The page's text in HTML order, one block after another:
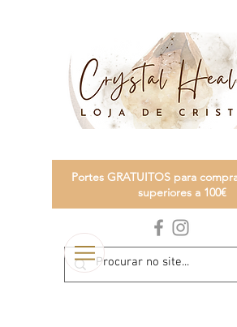
Portes GRATUITOS para
superiores a 100€